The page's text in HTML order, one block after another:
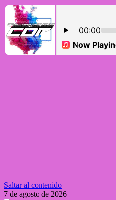
Saltar al contenido
7 de agosto de 2026